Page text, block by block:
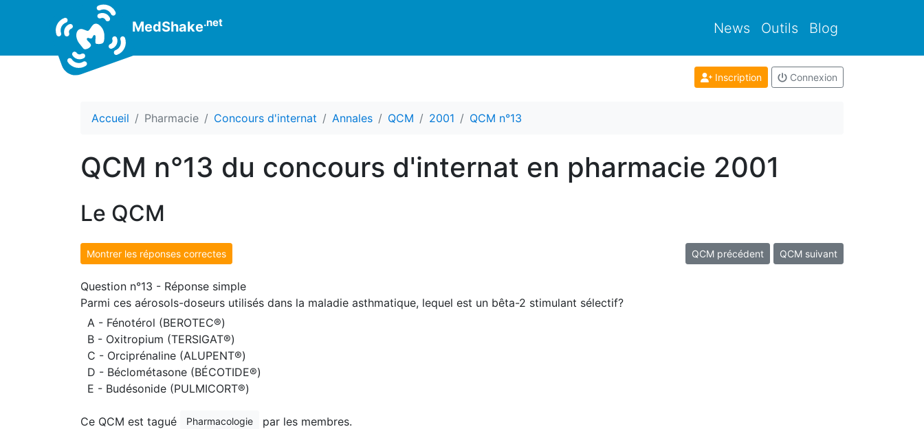
MedShake.net News Outils Blog
Inscription Connexion
Accueil Pharmacie Concours d'internat Annales QCM 2001 QCM n°13
QCM n°13 du concours d'internat en pharmacie 2001
Le QCM
Montrer les réponses correctes QCM précédent QCM suivant
Question n°13 - Réponse simple
Parmi ces aérosols-doseurs utilisés dans la maladie asthmatique, lequel est un bêta-2 stimulant sélectif?
A - Fénotérol (BEROTEC®)
B - Oxitropium (TERSIGAT®)
C - Orciprénaline (ALUPENT®)
D - Béclométasone (BÉCOTIDE®)
E - Budésonide (PULMICORT®)
Ce QCM est tagué Pharmacologie par les membres.